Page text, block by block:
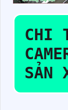
CHI
SẢN